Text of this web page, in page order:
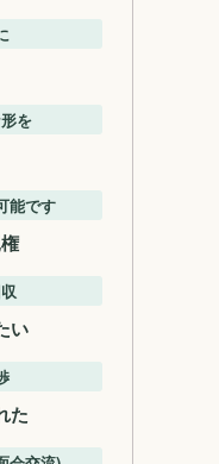
を
能です
い
た